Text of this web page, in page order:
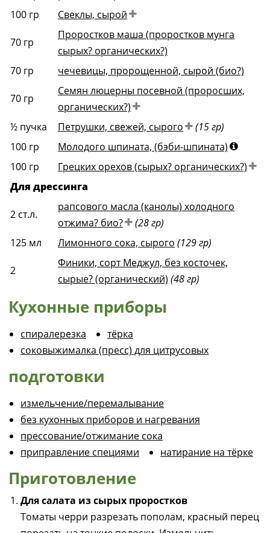
100 гр Свеклы, сырой
70 гр
Проростков маша (проростков мунга
сырых? органических?)
70 гр чечевицы, пророщенной, сырой (био?)
70 гр
Семян люцерны посевной (проросших,
органических?)
½ пучка Петрушки, свежей, сырого
(15 гр)
100 гр
Молодого шпината, (бэби-шпината)
100 гр
Грецких орехов (сырых? органических?)
Для дрессинга
2 ст.л.
рапсового масла (канолы) холодного
отжима? био?
(28 гр)
125 мл Лимонного сока, сырого (129 гр)
2
Финики, сорт Меджул, без косточек,
сырые? (органический) (48 гр)
Кухонные приборы
спиралерезка
тёрка
соковыжималка (пресс) для цитрусовых
подготовки
измельчение/перемалывание
без кухонных приборов и нагревания
прессование/отжимание сока
приправление специями
натирание на тёрке
Приготовление
Для салата из сырых проростков
Томаты черри разрезать пополам, красный перец